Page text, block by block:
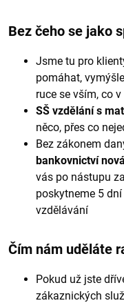
Bez čeho se jako
Jsme tu pro
pomáhat,
ruce se vším, co
SŠ vzdělání s
něco, přes co
Bez zákonem
bankovnictví
vás po nástupu
poskytneme 5
vzdělávání
Čím nám uděláte
Pokud už jste
zákaznických